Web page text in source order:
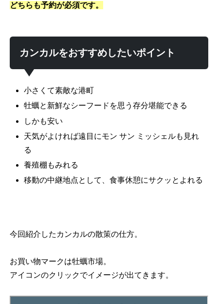
どちらも予約が必須です。
カンカルをおすすめしたいポイント
小さくて素敵な港町
牡蠣と新鮮なシーフードを思う存分堪能できる
しかも安い
天気がよければ遠目にモン サン ミッシェルも見れ
る
養殖棚もみれる
移動の中継地点として、食事休憩にサクッとよれる
今回紹介したカンカルの散策の仕方。
お買い物マークは牡蠣市場。
アイコンのクリックでイメージが出てきます。